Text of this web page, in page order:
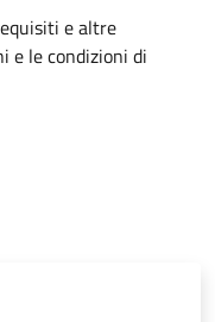
e altre
e le condizioni di